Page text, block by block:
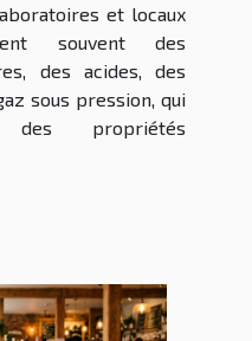
et locaux
souvent des
des acides, des
sous pression, qui
des propriétés